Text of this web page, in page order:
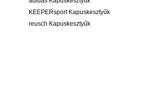
KEEPERsport Kapuskesztyűk
reusch Kapuskesztyűk